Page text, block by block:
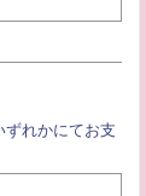
ずれかにてお支